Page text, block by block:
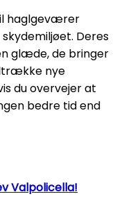
haglgeværer
Deres
glæde, de bringer
nye
du overvejer at
bedre tid end
Valpolicella!